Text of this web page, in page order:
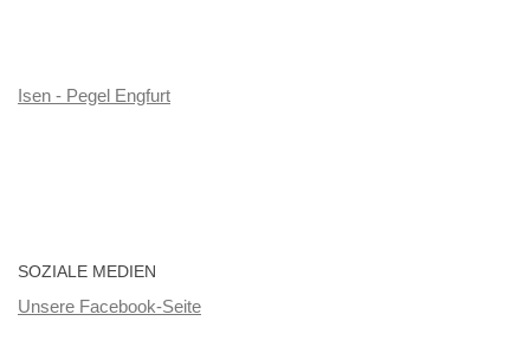
Isen - Pegel Engfurt
SOZIALE MEDIEN
Unsere Facebook-Seite